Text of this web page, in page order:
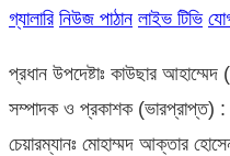
গ্যালারি নিউজ পাঠান লাইভ টিভি
প্রধান উপদেষ্টাঃ কাউছার আহাম্মেদ
সম্পাদক ও প্রকাশক (ভারপ্রাপ্ত) :
চেয়ারম্যানঃ মোহাম্মদ আক্তার